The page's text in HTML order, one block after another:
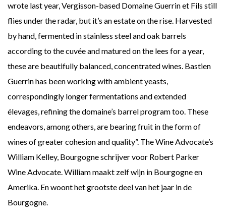
wrote last year, Vergisson-based Domaine Guerrin et Fils still
flies under the radar, but it’s an estate on the rise. Harvested
by hand, fermented in stainless steel and oak barrels
according to the cuvée and matured on the lees for a year,
these are beautifully balanced, concentrated wines. Bastien
Guerrin has been working with ambient yeasts,
correspondingly longer fermentations and extended
élevages, refining the domaine’s barrel program too. These
endeavors, among others, are bearing fruit in the form of
wines of greater cohesion and quality”. The Wine Advocate’s
William Kelley, Bourgogne schrijver voor Robert Parker
Wine Advocate. William maakt zelf wijn in Bourgogne en
Amerika. En woont het grootste deel van het jaar in de
Bourgogne.